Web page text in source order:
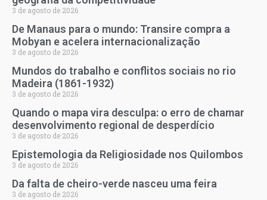
3 de agosto de 2026
De Manaus para o mundo: Transire compra a
Mobyan e acelera internacionalização
3 de agosto de 2026
Mundos do trabalho e conflitos sociais no rio
Madeira (1861-1932)
3 de agosto de 2026
Quando o mapa vira desculpa: o erro de chamar
desenvolvimento regional de desperdício
3 de agosto de 2026
Epistemologia da Religiosidade nos Quilombos
3 de agosto de 2026
Da falta de cheiro-verde nasceu uma feira
3 de agosto de 2026